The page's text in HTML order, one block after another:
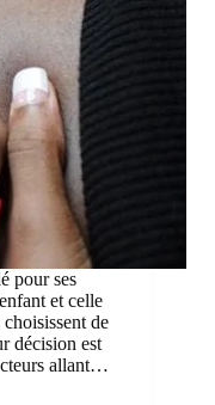
pour ses
et celle
de
décision est
allant…